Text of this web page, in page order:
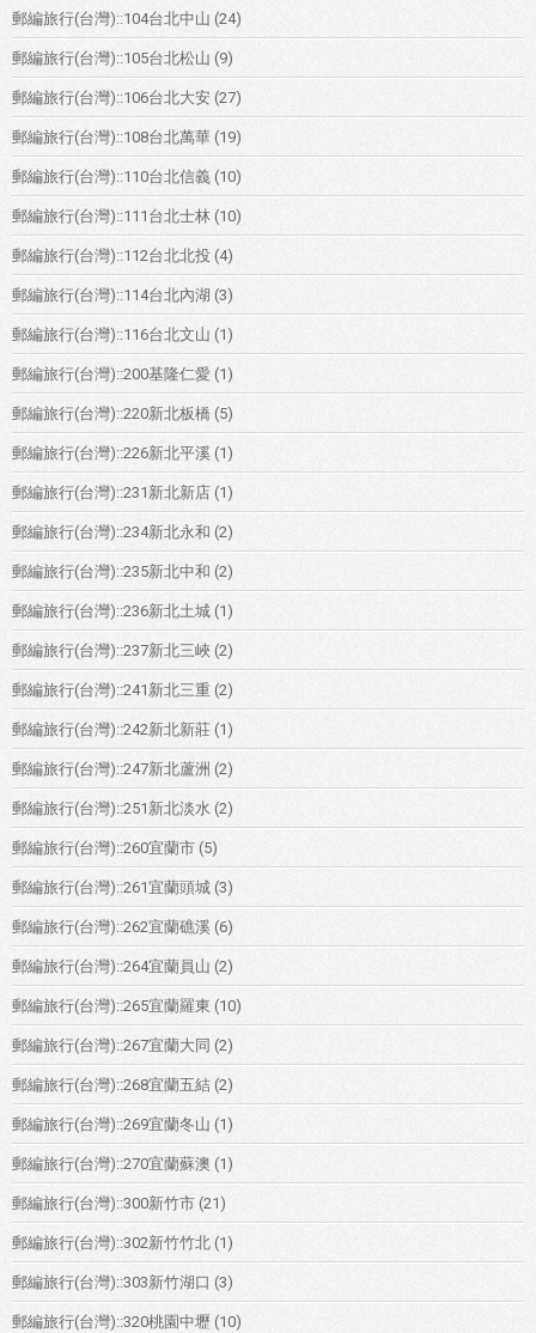
郵編旅行(台灣)::104台北中山 (24)
郵編旅行(台灣)::105台北松山 (9)
郵編旅行(台灣)::106台北大安 (27)
郵編旅行(台灣)::108台北萬華 (19)
郵編旅行(台灣)::110台北信義 (10)
郵編旅行(台灣)::111台北士林 (10)
郵編旅行(台灣)::112台北北投 (4)
郵編旅行(台灣)::114台北內湖 (3)
郵編旅行(台灣)::116台北文山 (1)
郵編旅行(台灣)::200基隆仁愛 (1)
郵編旅行(台灣)::220新北板橋 (5)
郵編旅行(台灣)::226新北平溪 (1)
郵編旅行(台灣)::231新北新店 (1)
郵編旅行(台灣)::234新北永和 (2)
郵編旅行(台灣)::235新北中和 (2)
郵編旅行(台灣)::236新北土城 (1)
郵編旅行(台灣)::237新北三峽 (2)
郵編旅行(台灣)::241新北三重 (2)
郵編旅行(台灣)::242新北新莊 (1)
郵編旅行(台灣)::247新北蘆洲 (2)
郵編旅行(台灣)::251新北淡水 (2)
郵編旅行(台灣)::260宜蘭市 (5)
郵編旅行(台灣)::261宜蘭頭城 (3)
郵編旅行(台灣)::262宜蘭礁溪 (6)
郵編旅行(台灣)::264宜蘭員山 (2)
郵編旅行(台灣)::265宜蘭羅東 (10)
郵編旅行(台灣)::267宜蘭大同 (2)
郵編旅行(台灣)::268宜蘭五結 (2)
郵編旅行(台灣)::269宜蘭冬山 (1)
郵編旅行(台灣)::270宜蘭蘇澳 (1)
郵編旅行(台灣)::300新竹市 (21)
郵編旅行(台灣)::302新竹竹北 (1)
郵編旅行(台灣)::303新竹湖口 (3)
郵編旅行(台灣)::320桃園中壢 (10)